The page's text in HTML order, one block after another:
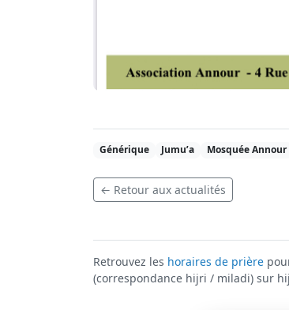
Générique Jumu’a Mosquée Annour
← Retour aux actualités
Retrouvez les horaires de prière
(correspondance hijri / miladi) sur